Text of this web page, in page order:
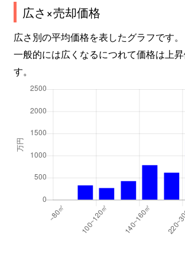
広さ×売却価格
広さ別の平均価格を表したグラフです。
一般的には広くなるにつれて価格は上
す。